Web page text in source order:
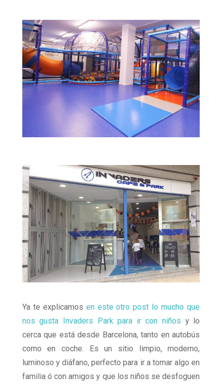
Ya te explicamos en este otro post lo mucho que
nos gusta Invaders Park para ir con niños y lo
cerca que está desde Barcelona, tanto en autobús
como en coche. Es un sitio limpio, moderno,
luminoso y diáfano, perfecto para ir a tomar algo en
familia ó con amigos y que los niños se desfoguen